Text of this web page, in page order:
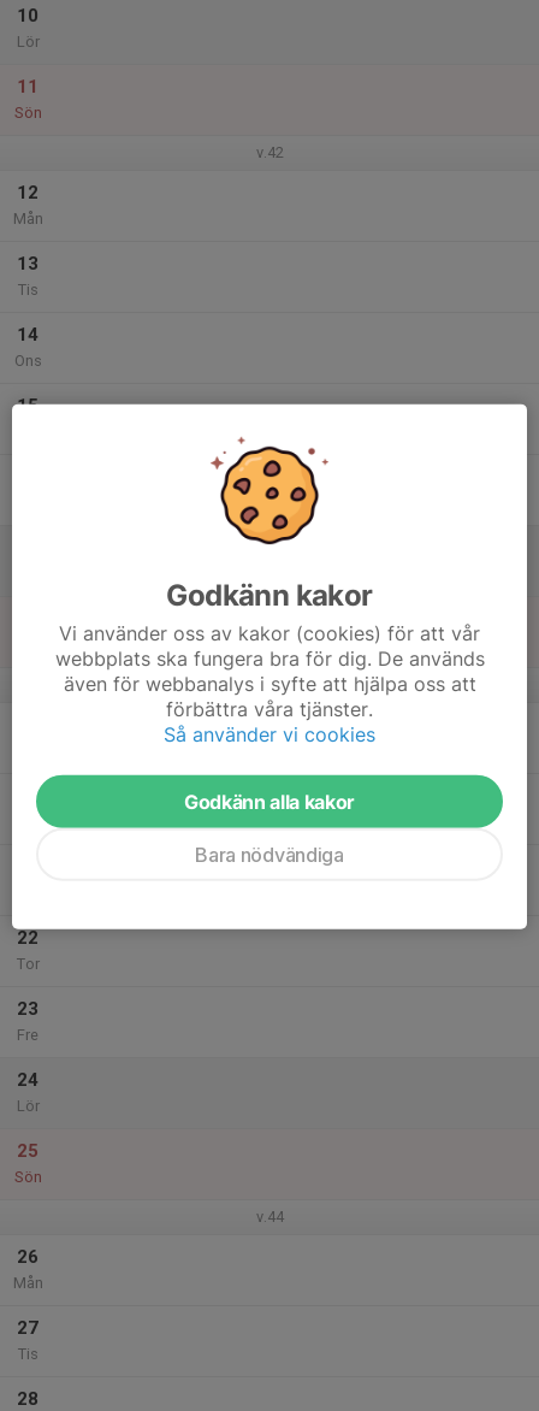
10
Lör
11
Sön
v.42
12
Mån
13
Tis
14
Ons
15
v.43
20
22
Tor
23
Fre
24
Lör
25
Sön
v.44
26
Mån
27
Tis
28
Godkänn kakor
Vi använder oss av kakor (cookies) för att vår
webbplats ska fungera bra för dig. De används
även för webbanalys i syfte att hjälpa oss att
förbättra våra tjänster.
Så använder vi cookies
Godkänn alla kakor
Bara nödvändiga